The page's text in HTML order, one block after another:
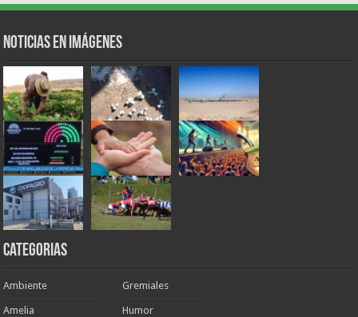
Noticias en Imágenes
Categorias
Ambiente
Amelia
Gremiales
Humor